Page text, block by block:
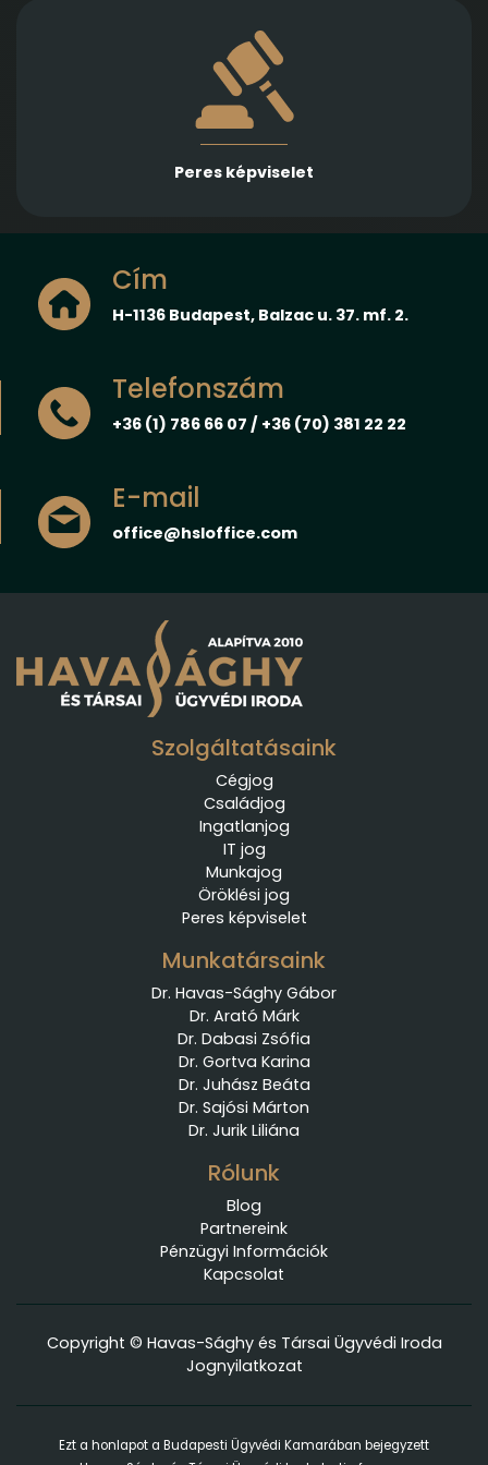
Peres képviselet
Több különböző jogterületen nyújtunk rutinos
képviseletet első és másodfokon, városi/kerületi és
megyei, valamint ítélőtáblák előtt
Cím
H-1136 Budapest, Balzac u. 37. mf. 2.
Telefonszám
+36 (1) 786 66 07 / +36 (70) 381 22 22
E-mail
office@hsloffice.com
Szolgáltatásaink
Cégjog
Családjog
Ingatlanjog
IT jog
Munkajog
Öröklési jog
Peres képviselet
Munkatársaink
Dr. Havas-Sághy Gábor
Dr. Arató Márk
Dr. Dabasi Zsófia
Dr. Gortva Karina
Dr. Juhász Beáta
Dr. Sajósi Márton
Dr. Jurik Liliána
Rólunk
Blog
Partnereink
Pénzügyi Információk
Kapcsolat
Copyright © Havas-Sághy és Társai Ügyvédi Iroda
Jognyilatkozat
Ezt a honlapot a Budapesti Ügyvédi Kamarában bejegyzett